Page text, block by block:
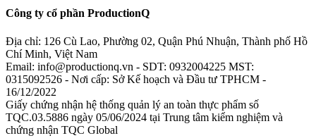
Công ty cổ phần ProductionQ
Địa chỉ: 126 Cù Lao, Phường 02, Quận Phú Nhuận, Thành phố Hồ
Chí Minh, Việt Nam
Email: info@productionq.vn - SDT: 0932004225 MST:
0315092526 - Nơi cấp: Sở Kế hoạch và Đầu tư TPHCM -
16/12/2022
Giấy chứng nhận hệ thống quản lý an toàn thực phẩm số
TQC.03.5886 ngày 05/06/2024 tại Trung tâm kiểm nghiệm và
chứng nhận TQC Global